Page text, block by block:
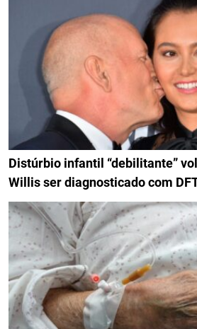
Distúrbio infantil “debilitante”
Willis ser diagnosticado com